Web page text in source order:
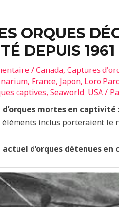
ORQUES
DEPUIS 1961
/Canada, Captures
, France, Japon, Loro
captives, Seaworld, USA/
mortes en captivité
éléments inclus porteraient le
actuel d’orques détenues en